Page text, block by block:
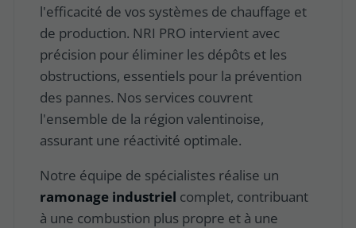
l'efficacité de vos systèmes de chauffage et
de production. NRI PRO intervient avec
précision pour éliminer les dépôts et les
obstructions, essentiels pour la prévention
des pannes. Nos services couvrent
l'ensemble de la région valentinoise,
assurant une réactivité optimale.
Notre équipe de spécialistes réalise un
ramonage industriel complet, contribuant
à une combustion plus propre et à une